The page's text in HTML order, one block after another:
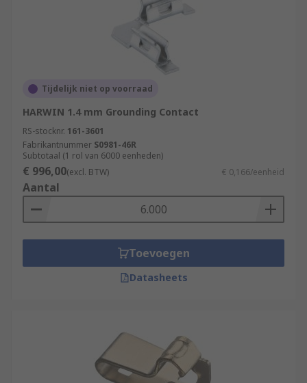
Tijdelijk niet op voorraad
HARWIN 1.4 mm Grounding Contact
RS-stocknr. 161-3601
Fabrikantnummer S0981-46R
Subtotaal (1 rol van 6000 eenheden)
€ 996,00(excl. BTW) € 0,166/eenheid
Aantal
Toevoegen
Datasheets